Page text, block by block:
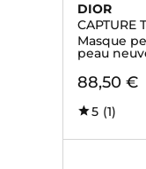
DIOR
CAPTURE
Masque
peau
88,50 €
5 (1)